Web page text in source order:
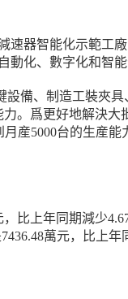
速器智能化示範工
動化、數字化和智能
設備、制造工裝夾
。爲更好地解決大
産5000台的生産能
比上年同期減少
萬元，比上年